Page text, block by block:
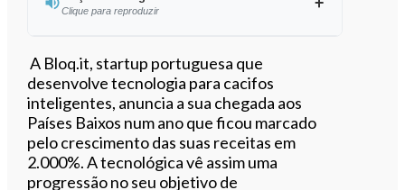
Clique para reproduzir
Ouvir este artigo
A Bloq.it, startup portuguesa que
desenvolve tecnologia para cacifos
inteligentes, anuncia a sua chegada aos
Países Baixos num ano que ficou marcado
pelo crescimento das suas receitas em
2.000%. A tecnológica vê assim uma
progressão no seu objetivo de